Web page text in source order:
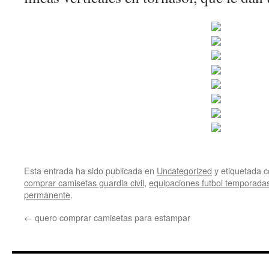
Esta entrada ha sido publicada en Uncategorized y etiquetada
comprar camisetas guardia civil, equipaciones futbol
permanente.
← quero comprar camisetas para estampar